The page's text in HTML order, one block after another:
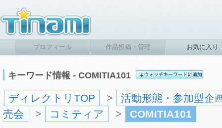
プロフィール 作品投稿・管理 お気に入り
キーワード情報 - COMITIA101
ディレクトリTOP >
活動形態・参加型企
売会
> コミティア > COMITIA101